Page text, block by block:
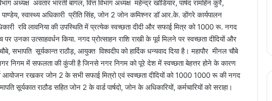
अध्यक्ष अवतार भारती बागल, वित्त विभाग अध्यक्ष महेन्द्र खोडियार, पार्षद रामहिन कुर्रे,
स्वास्थ्य अधिकारी प्रीति सिंह, जोन 2 जोन कमिश्नर डॉ आर.के. डोंगरे कार्यपालन
रवि लावनिया की उपस्थिति में प्रत्येक स्वच्छता दीदी और सफाई मित्र को 1000 रू. नगद
उनका उत्साहवर्धन किया. नगद प्रोत्साहन राशि राखी के पूर्व मिलने पर स्वच्छता दीदियों और
सभापति सूर्यकान्त राठौड़, आयुक्त विश्वदीप को हार्दिक धन्यवाद दिया है। महापौर मीनल चौबे
निगम में सफलता की कुंजी है जिनसे नगर निगम को पूरे देश में स्वच्छता बेहत्तर होने के कारण
आयोजन रखकर जोन 2 के सभी सफाई मित्रो एवं स्वच्छता दीदियों को 1000 1000 रू की नगद
सूर्यकात राठौड सहित जोन 2 के वार्ड पार्षदो, जोन के अधिकारियों, कर्मचारियों को सराहा।